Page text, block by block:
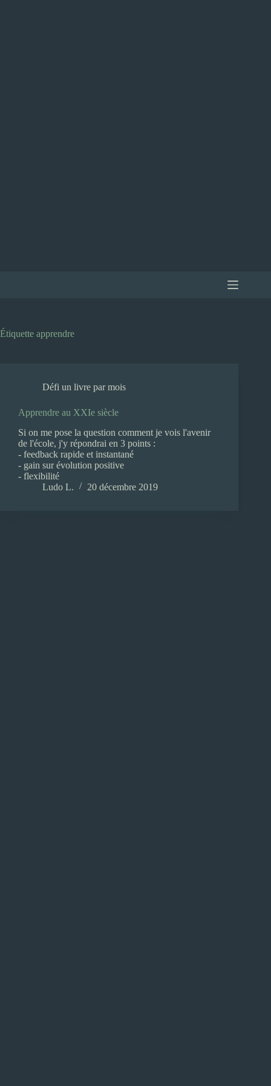
Étiquette apprendre
Défi un livre par mois
Apprendre au XXIe siècle
Si on me pose la question comment je vois l'avenir
de l'école, j'y répondrai en 3 points :
- feedback rapide et instantané
- gain sur évolution positive
- flexibilité
Ludo L.
20 décembre 2019